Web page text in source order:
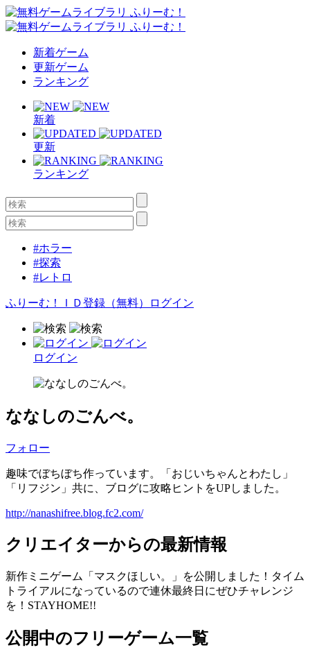
新着ゲーム
更新ゲーム
ランキング
新着
更新
ランキング
#ホラー
#探索
#レトロ
ふりーむ！ＩＤ登録（無料） ログイン
ログイン
ななしのごんべ。
フォロー
趣味でぼちぼち作っています。「おじいちゃんとわたし」
「リフジン」共に、ブログに攻略ヒントをUPしました。
http://nanashifree.blog.fc2.com/
クリエイターからの最新情報
新作ミニゲーム「マスクほしい。」を公開しました！タイム
トライアルになっているので連休最終日にぜひチャレンジ
を！STAYHOME!!
公開中のフリーゲーム一覧